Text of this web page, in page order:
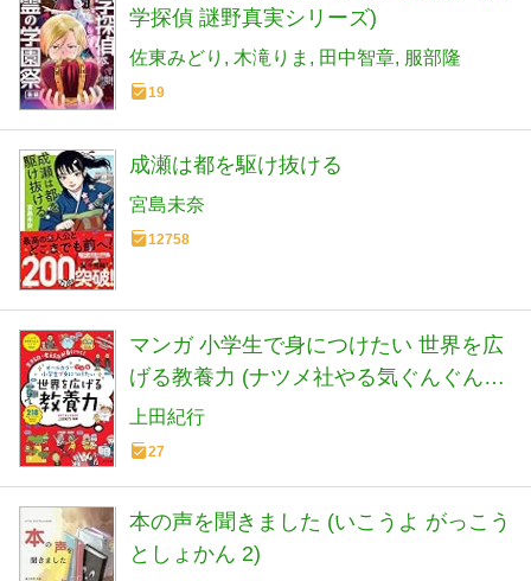
学探偵 謎野真実シリーズ)
佐東みどり 木滝りま 田中智章 服部隆
19
成瀬は都を駆け抜ける
宮島未奈
12758
マンガ 小学生で身につけたい 世界を広
げる教養力 (ナツメ社やる気ぐんぐんシ
リーズ)
上田紀行
27
本の声を聞きました (いこうよ がっこう
としょかん 2)